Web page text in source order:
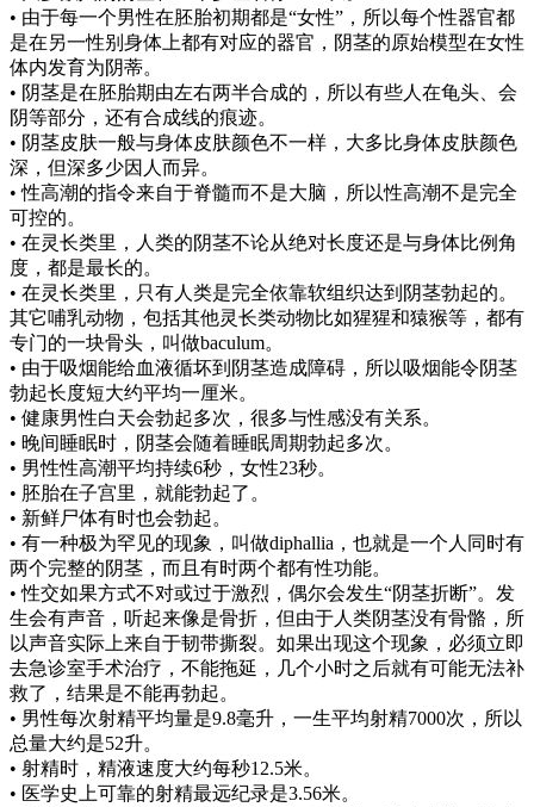
• 由于每一个男性在胚胎初期都是“女性”，所以每个性器官都
是在另一性别身体上都有对应的器官，阴茎的原始模型在女性
体内发育为阴蒂。
• 阴茎是在胚胎期由左右两半合成的，所以有些人在龟头、会
阴等部分，还有合成线的痕迹。
• 阴茎皮肤一般与身体皮肤颜色不一样，大多比身体皮肤颜色
深，但深多少因人而异。
• 性高潮的指令来自于脊髓而不是大脑，所以性高潮不是完全
可控的。
• 在灵长类里，人类的阴茎不论从绝对长度还是与身体比例角
度，都是最长的。
• 在灵长类里，只有人类是完全依靠软组织达到阴茎勃起的。
其它哺乳动物，包括其他灵长类动物比如猩猩和猿猴等，都有
专门的一块骨头，叫做baculum。
• 由于吸烟能给血液循坏到阴茎造成障碍，所以吸烟能令阴茎
勃起长度短大约平均一厘米。
• 健康男性白天会勃起多次，很多与性感没有关系。
• 晚间睡眠时，阴茎会随着睡眠周期勃起多次。
• 男性性高潮平均持续6秒，女性23秒。
• 胚胎在子宫里，就能勃起了。
• 新鲜尸体有时也会勃起。
• 有一种极为罕见的现象，叫做diphallia，也就是一个人同时有
两个完整的阴茎，而且有时两个都有性功能。
• 性交如果方式不对或过于激烈，偶尔会发生“阴茎折断”。发
生会有声音，听起来像是骨折，但由于人类阴茎没有骨骼，所
以声音实际上来自于韧带撕裂。如果出现这个现象，必须立即
去急诊室手术治疗，不能拖延，几个小时之后就有可能无法补
救了，结果是不能再勃起。
• 男性每次射精平均量是9.8毫升，一生平均射精7000次，所以
总量大约是52升。
• 射精时，精液速度大约每秒12.5米。
• 医学史上可靠的射精最远纪录是3.56米。